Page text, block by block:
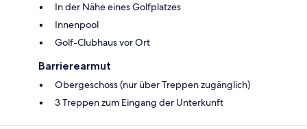
In der Nähe eines Golfplatzes
Innenpool
Golf-Clubhaus vor Ort
Barrierearmut
Obergeschoss (nur über Treppen zugänglich)
3 Treppen zum Eingang der Unterkunft